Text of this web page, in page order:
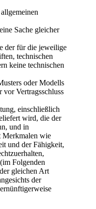
Sache gleicher
der für die jeweilige
technischen
keine technischen
oder Modells
vor Vertragsschluss
einschließlich
wird, die der
und in
Merkmalen wie
und der Fähigkeit,
Folgenden
gleichen Art
der